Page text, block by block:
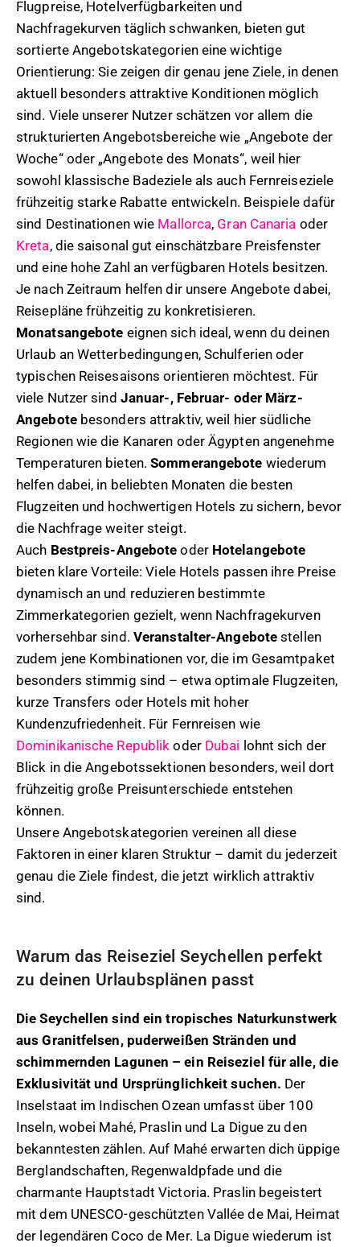
Flugpreise, Hotelverfügbarkeiten und
Nachfragekurven täglich schwanken, bieten gut
sortierte Angebotskategorien eine wichtige
Orientierung: Sie zeigen dir genau jene Ziele, in denen
aktuell besonders attraktive Konditionen möglich
sind. Viele unserer Nutzer schätzen vor allem die
strukturierten Angebotsbereiche wie „Angebote der
Woche“ oder „Angebote des Monats“, weil hier
sowohl klassische Badeziele als auch Fernreiseziele
frühzeitig starke Rabatte entwickeln. Beispiele dafür
sind Destinationen wie Mallorca, Gran Canaria oder
Kreta, die saisonal gut einschätzbare Preisfenster
und eine hohe Zahl an verfügbaren Hotels besitzen.
Je nach Zeitraum helfen dir unsere Angebote dabei,
Reisepläne frühzeitig zu konkretisieren.
Monatsangebote eignen sich ideal, wenn du deinen
Urlaub an Wetterbedingungen, Schulferien oder
typischen Reisesaisons orientieren möchtest. Für
viele Nutzer sind Januar-, Februar- oder März-
Angebotebesonders attraktiv, weil hier südliche
Regionen wie die Kanaren oder Ägypten angenehme
Temperaturen bieten.Sommerangebote wiederum
helfen dabei, in beliebten Monaten die besten
Flugzeiten und hochwertigen Hotels zu sichern, bevor
die Nachfrage weiter steigt.
Auch Bestpreis-Angebote oder Hotelangebote
bieten klare Vorteile: Viele Hotels passen ihre Preise
dynamisch an und reduzieren bestimmte
Zimmerkategorien gezielt, wenn Nachfragekurven
vorhersehbar sind. Veranstalter-Angebote stellen
zudem jene Kombinationen vor, die im Gesamtpaket
besonders stimmig sind – etwa optimale Flugzeiten,
kurze Transfers oder Hotels mit hoher
Kundenzufriedenheit. Für Fernreisen wie
Dominikanische Republik oder Dubai lohnt sich der
Blick in die Angebotssektionen besonders, weil dort
frühzeitig große Preisunterschiede entstehen
können.
Unsere Angebotskategorien vereinen all diese
Faktoren in einer klaren Struktur – damit du jederzeit
genau die Ziele findest, die jetzt wirklich attraktiv
sind.
Warum das Reiseziel Seychellen perfekt
zu deinen Urlaubsplänen passt
Die Seychellen sind ein tropisches Naturkunstwerk
aus Granitfelsen, puderweißen Stränden und
schimmernden Lagunen – ein Reiseziel für alle, die
Exklusivität und Ursprünglichkeit suchen. Der
Inselstaat im Indischen Ozean umfasst über 100
Inseln, wobei Mahé, Praslin und La Digue zu den
bekanntesten zählen. Auf Mahé erwarten dich üppige
Berglandschaften, Regenwaldpfade und die
charmante Hauptstadt Victoria. Praslin begeistert
mit dem UNESCO-geschützten Vallée de Mai, Heimat
der legendären Coco de Mer. La Digue wiederum ist